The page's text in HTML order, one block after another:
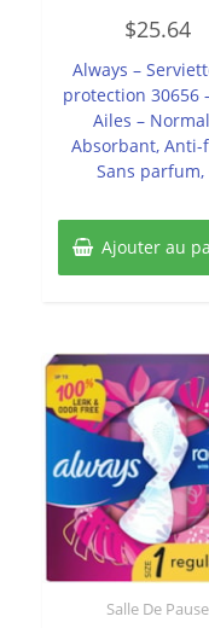
0
sur
$25.64
Always –
protection 30656
Ailes –
Absorbant, Anti-
Sans parfum,
Ajouter au
Salle De Pause